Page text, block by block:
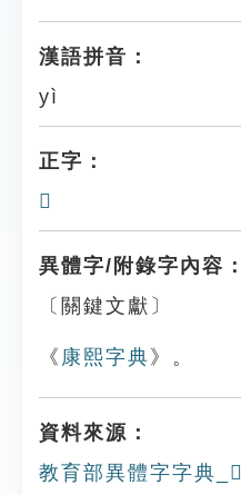
漢語拼音：
yì
正字：
𧅖
異體字/附錄字內容：
〔關鍵文獻〕
《 康熙字典 》。
資料來源：
教育部異體字字典_𧄞